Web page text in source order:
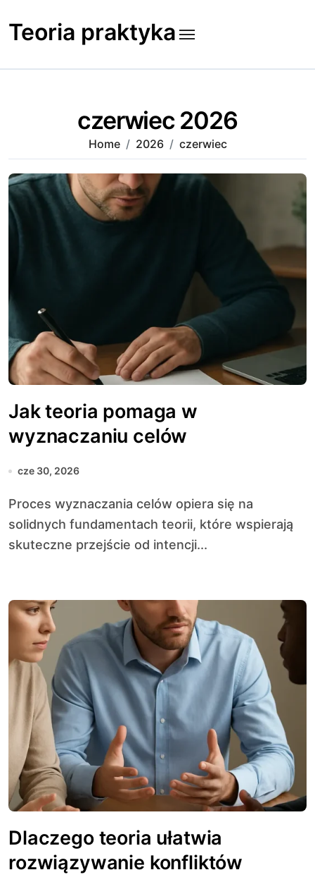
to
content
Teoria praktyka
czerwiec 2026
Home 2026 czerwiec
Jak teoria pomaga w
wyznaczaniu celów
cze 30, 2026
Proces wyznaczania celów opiera się na
solidnych fundamentach teorii, które wspierają
skuteczne przejście od intencji...
Dlaczego teoria ułatwia
rozwiązywanie konfliktów